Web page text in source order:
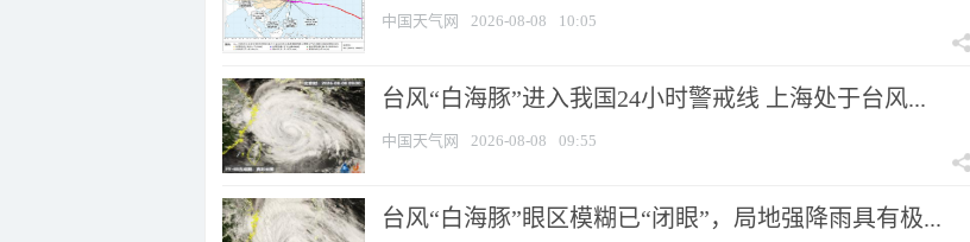
中国天气网 2026-08-08 10:05
台风“白海豚”进入我国24小时警戒线 上海处于台风...
中国天气网 2026-08-08 09:55
台风“白海豚”眼区模糊已“闭眼”，局地强降雨具有极...